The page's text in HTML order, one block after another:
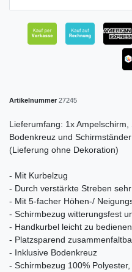
Artikelnummer 27245
Lieferumfang: 1x
Bodenkreuz und Schirmständer
(Lieferung ohne Dekoration)
- Mit Kurbelzug
- Durch verstärkte Streben
- Mit 5-facher Höhen-/
- Schirmbezug witterungsfest
- Handkurbel leicht zu
- Platzsparend
- Inklusive Bodenkreuz
- Schirmbezug 100% Polyester,